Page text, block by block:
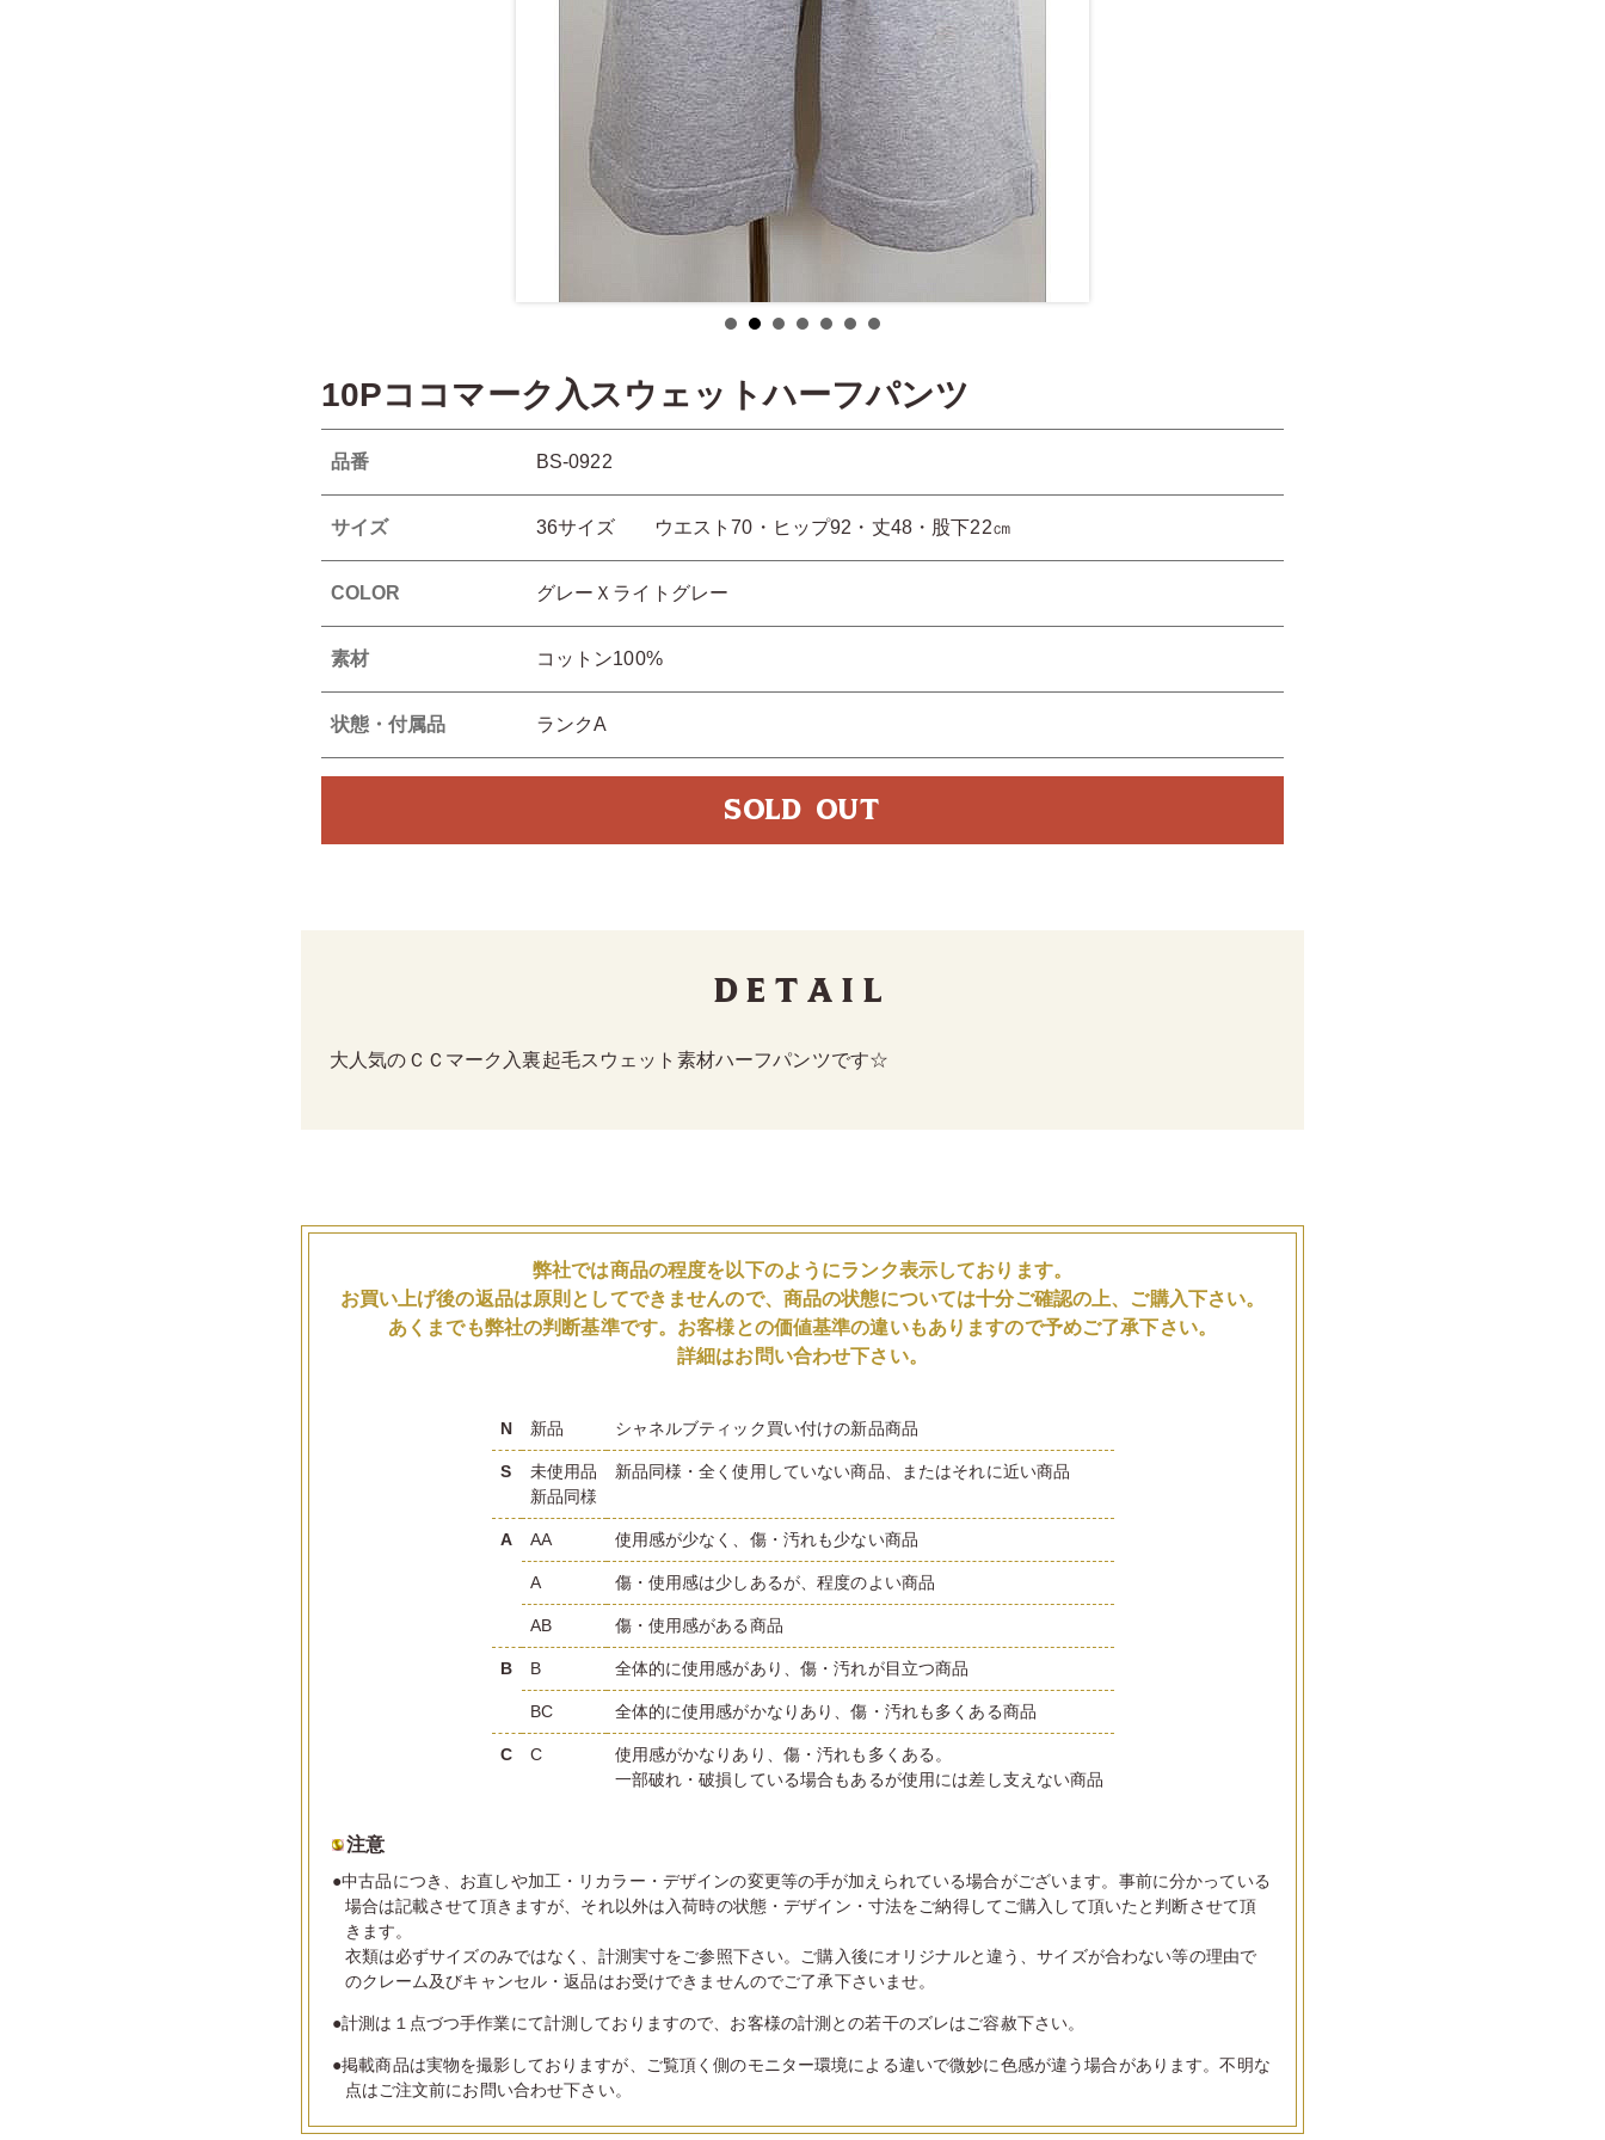
10Pココマーク入スウェットハーフパンツ
品番 BS-0922
サイズ 36サイズ ウエスト70・ヒップ92・丈48・股下22㎝
COLOR グレーＸライトグレー
素材 コットン100%
状態・付属品 ランクA
SOLD OUT
Detail
大人気のＣＣマーク入裏起毛スウェット素材ハーフパンツです☆
弊社では商品の程度を以下のようにランク表示しております。
お買い上げ後の返品は原則としてできませんので、商品の状態については十分ご確認の上、ご購入下さい。
あくまでも弊社の判断基準です。お客様との価値基準の違いもありますので予めご了承下さい。
詳細はお問い合わせ下さい。
N 新品 シャネルブティック買い付けの新品商品
S
未使用品
新品同様
新品同様・全く使用していない商品、またはそれに近い商品
A AA 使用感が少なく、傷・汚れも少ない商品
A 傷・使用感は少しあるが、程度のよい商品
AB 傷・使用感がある商品
B B 全体的に使用感があり、傷・汚れが目立つ商品
BC 全体的に使用感がかなりあり、傷・汚れも多くある商品
C C
使用感がかなりあり、傷・汚れも多くある。
一部破れ・破損している場合もあるが使用には差し支えない商品
注意
●中古品につき、お直しや加工・リカラー・デザインの変更等の手が加えられている場合がございます。事前に分かっている
場合は記載させて頂きますが、それ以外は入荷時の状態・デザイン・寸法をご納得してご購入して頂いたと判断させて頂
きます。
衣類は必ずサイズのみではなく、計測実寸をご参照下さい。ご購入後にオリジナルと違う、サイズが合わない等の理由で
のクレーム及びキャンセル・返品はお受けできませんのでご了承下さいませ。
●計測は１点づつ手作業にて計測しておりますので、お客様の計測との若干のズレはご容赦下さい。
●掲載商品は実物を撮影しておりますが、ご覧頂く側のモニター環境による違いで微妙に色感が違う場合があります。不明な
点はご注文前にお問い合わせ下さい。